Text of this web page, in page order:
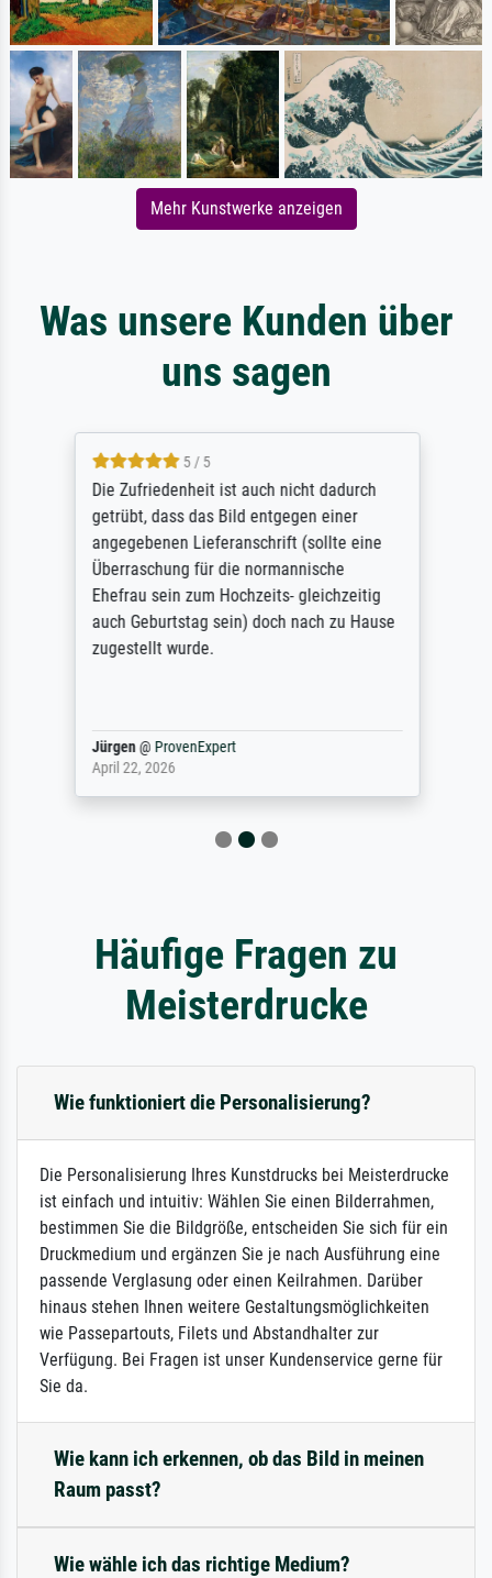
Mehr Kunstwerke anzeigen
Was unsere Kunden über
uns sagen
5 / 5
Die Zufriedenheit ist auch nicht dadurch
getrübt, dass das Bild entgegen einer
angegebenen Lieferanschrift (sollte eine
Überraschung für die normannische
Ehefrau sein zum Hochzeits- gleichzeitig
auch Geburtstag sein) doch nach zu Hause
zugestellt wurde.
Jürgen@ ProvenExpert
April 22, 2026
Häufige Fragen zu
Meisterdrucke
Wie funktioniert die Personalisierung?
Die Personalisierung Ihres Kunstdrucks bei Meisterdrucke
ist einfach und intuitiv: Wählen Sie einen Bilderrahmen,
bestimmen Sie die Bildgröße, entscheiden Sie sich für ein
Druckmedium und ergänzen Sie je nach Ausführung eine
passende Verglasung oder einen Keilrahmen. Darüber
hinaus stehen Ihnen weitere Gestaltungsmöglichkeiten
wie Passepartouts, Filets und Abstandhalter zur
Verfügung. Bei Fragen ist unser Kundenservice gerne für
Sie da.
Wie kann ich erkennen, ob das Bild in meinen
Raum passt?
Wie wähle ich das richtige Medium?